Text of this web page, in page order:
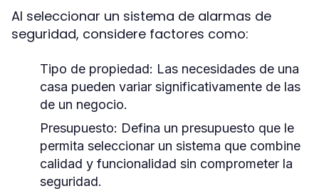
Al seleccionar un sistema de alarmas de
seguridad, considere factores como:
Tipo de propiedad: Las necesidades de una
casa pueden variar significativamente de las
de un negocio.
Presupuesto: Defina un presupuesto que le
permita seleccionar un sistema que combine
calidad y funcionalidad sin comprometer la
seguridad.